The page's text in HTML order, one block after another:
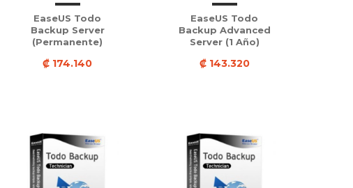
EaseUS Todo
Backup Server
(Permanente)
₡ 174.140
EaseUS Todo
Backup Advanced
Server (1 Año)
₡ 143.320